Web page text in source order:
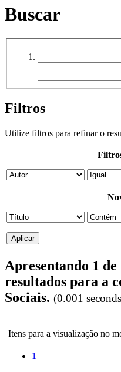
Buscar
Filtros
Utilize filtros para refinar o
Apresentando 1
resultados para a
Sociais. (0.001
Itens para a visualização no
1